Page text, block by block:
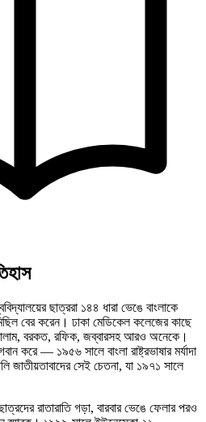
ছাত্ররা ১৪৪ ধারা ভেঙে বাংলাকে
মিছিল বের করেন। ঢাকা মেডিকেল কলেজের কাছে
বরকত, রফিক, জব্বারসহ আরও অনেকে।
করে — ১৯৫৬ সালে বাংলা রাষ্ট্রভাষার মর্যাদা
জাতীয়তাবাদের সেই চেতনা, যা ১৯৭১ সালে
রাতারাতি গড়া, বারবার ভেঙে ফেলার পরও